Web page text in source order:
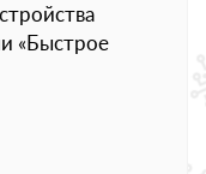
«Быстрое